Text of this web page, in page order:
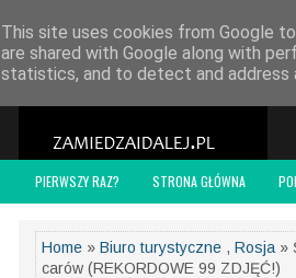
POLITYKA PRYWATNOŚCI WSPÓŁPRACA
PIERWSZY RAZ? STRONA GŁÓWNA
Home » Biuro turystyczne , Rosja »
carów (REKORDOWE 99 ZDJĘĆ!)
This site uses cookies from Google
are shared with Google along with
statistics, and to detect and address